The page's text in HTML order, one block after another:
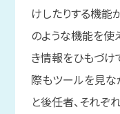
けしたりする機能
のような機能を
き情報をひもづけ
際もツールを見な
と後任者、それぞ